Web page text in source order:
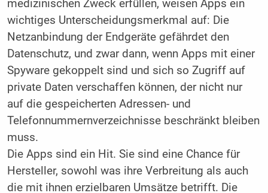
medizinischen Zweck erfüllen, weisen Apps ein
wichtiges Unterscheidungsmerkmal auf: Die
Netzanbindung der Endgeräte gefährdet den
Datenschutz, und zwar dann, wenn Apps mit einer
Spyware gekoppelt sind und sich so Zugriff auf
private Daten verschaffen können, der nicht nur
auf die gespeicherten Adressen- und
Telefonnummernverzeichnisse beschränkt bleiben
muss.
Die Apps sind ein Hit. Sie sind eine Chance für
Hersteller, sowohl was ihre Verbreitung als auch
die mit ihnen erzielbaren Umsätze betrifft. Die